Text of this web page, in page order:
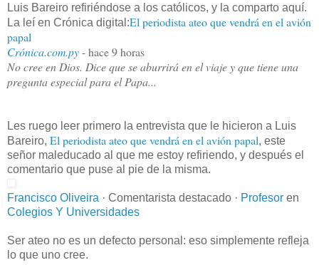
Luis Bareiro refiriéndose a los católicos, y la comparto aquí.
La leí en Crónica digital:El periodista ateo que vendrá en el avión
papal
Crónica.com.py‎ -hace 9 horas
No cree en Dios. Dice que se aburrirá en el viaje y que tiene una
pregunta especial para el Papa...
Les ruego leer primero la entrevista que le hicieron a Luis
Bareiro, El periodista ateo que vendrá en el avión papal, este
señor maleducado al que me estoy refiriendo, y después el
comentario que puse al pie de la misma.
Francisco Oliveira · Comentarista destacado · Profesor en
Colegios Y Universidades
Ser ateo no es un defecto personal: eso simplemente refleja
lo que uno cree.